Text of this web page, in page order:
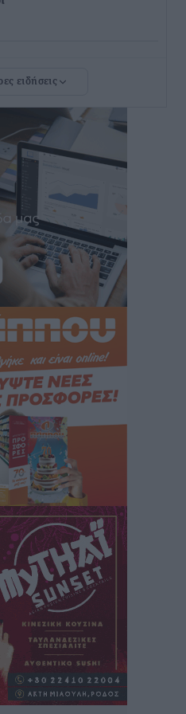
και Λαύριο
τουριστικές επενδύσεις
13 Περιφέρειες για μέτρα
λάβουν ενίσχυση για
στα ελληνικά νησιά»:
τους λόγους που οι
για διακοπές
Η Ρόδος έγραψε μια
του Νοσοκομείου
ελλείψεων προσωπικού
Α. Γεωργιάδη:
την Ενίσχυση της
Ελλάδα και στα
ειδήσεις